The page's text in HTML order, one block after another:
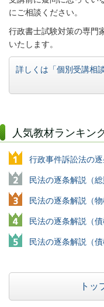
にご相談ください。
行政書士試験対策の専門
いたします。
詳しくは「個別受講相
人気教材ランキン
行政事件訴訟法の
民法の逐条解説（総
民法の逐条解説（物
民法の逐条解説（債
民法の逐条解説（債
トッ